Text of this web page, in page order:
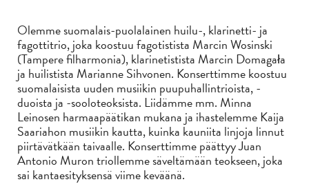
Olemme suomalais-puolalainen huilu-, klarinetti- ja
fagottitrio, joka koostuu fagotistista Marcin Wosinski
(Tampere filharmonia), klarinetistista Marcin Domagała
ja huilistista Marianne Sihvonen. Konserttimme koostuu
suomalaisista uuden musiikin puupuhallintrioista, -
duoista ja -sooloteoksista. Liidämme mm. Minna
Leinosen harmaapäätikan mukana ja ihastelemme Kaija
Saariahon musiikin kautta, kuinka kauniita linjoja linnut
piirtävätkään taivaalle. Konserttimme päättyy Juan
Antonio Muron triollemme säveltämään teokseen, joka
sai kantaesityksensä viime keväänä.